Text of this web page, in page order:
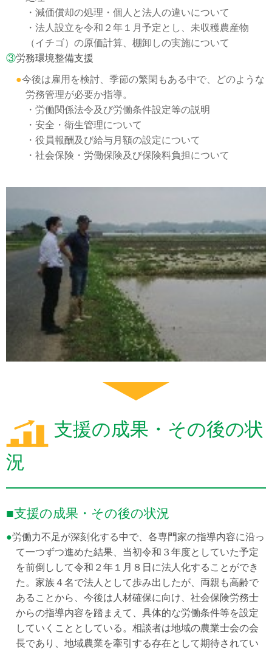
・減価償却の処理・個人と法人の違いについて
・法人設立を令和２年１月予定とし、未収穫農産物
（イチゴ）の原価計算、棚卸しの実施について
③労務環境整備支援
●今後は雇用を検討、季節の繁閑もある中で、どのような
労務管理が必要か指導。
・労働関係法令及び労働条件設定等の説明
・安全・衛生管理について
・役員報酬及び給与月額の設定について
・社会保険・労働保険及び保険料負担について
支援の成果・その後の状
況
■支援の成果・その後の状況
●労働力不足が深刻化する中で、各専門家の指導内容に沿っ
て一つずつ進めた結果、当初令和３年度としていた予定
を前倒しして令和２年１月８日に法人化することができ
た。家族４名で法人として歩み出したが、両親も高齢で
あることから、今後は人材確保に向け、社会保険労務士
からの指導内容を踏まえて、具体的な労働条件等を設定
していくこととしている。相談者は地域の農業士会の会
長であり、地域農業を牽引する存在として期待されてい